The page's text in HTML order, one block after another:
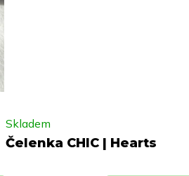
Čelenka CHIC | Hearts
Skladem